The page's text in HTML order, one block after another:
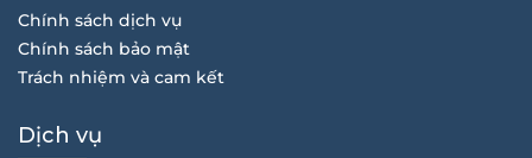
Chính sách dịch vụ
Chính sách bảo mật
Trách nhiệm và cam kết
Dịch vụ